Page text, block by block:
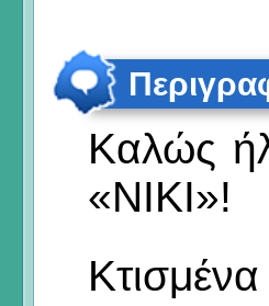
Καλώς
«ΝΙΚΙ»!